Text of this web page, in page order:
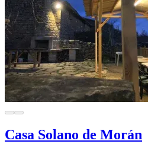
Casa Solano de Morán